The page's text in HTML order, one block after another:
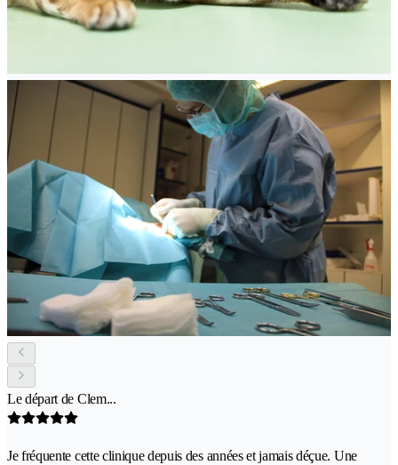
Le départ de Clem...
Je fréquente cette clinique depuis des années et jamais déçue. Une